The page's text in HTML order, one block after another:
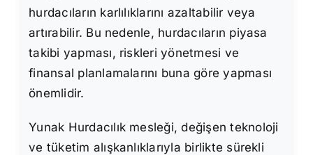
hurdacıların karlılıklarını azaltabilir veya
artırabilir. Bu nedenle, hurdacıların piyasa
takibi yapması, riskleri yönetmesi ve
finansal planlamalarını buna göre yapması
önemlidir.
Yunak Hurdacılık mesleği, değişen teknoloji
ve tüketim alışkanlıklarıyla birlikte sürekli